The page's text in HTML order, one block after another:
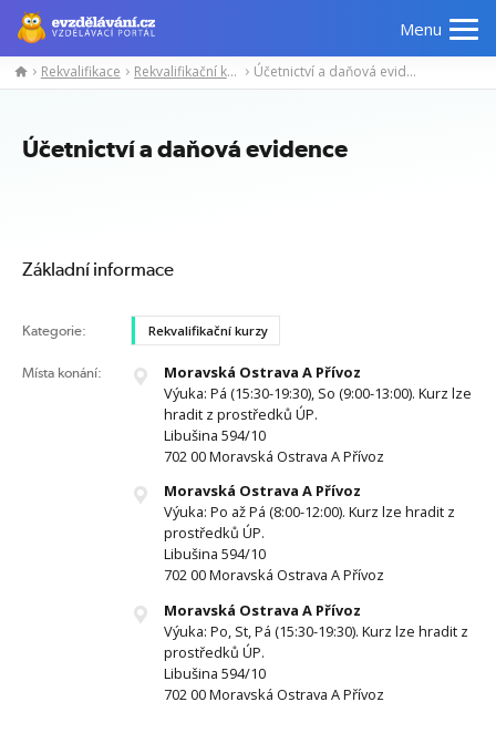
Menu
Manažerské
Odborné
Počítačové
Rekvalifikace Rekvalifikační kurzy Účetnictví a daňová evidence
Účetnictví a daňová evidence
Základní informace
Kategorie: Rekvalifikační kurzy
Místa konání:
Moravská Ostrava A Přívoz
Výuka: Pá (15:30-19:30), So (9:00-13:00). Kurz lze
hradit z prostředků ÚP.
Libušina 594/10
702 00 Moravská Ostrava A Přívoz
Moravská Ostrava A Přívoz
Výuka: Po až Pá (8:00-12:00). Kurz lze hradit z
prostředků ÚP.
Libušina 594/10
702 00 Moravská Ostrava A Přívoz
Moravská Ostrava A Přívoz
Výuka: Po, St, Pá (15:30-19:30). Kurz lze hradit z
prostředků ÚP.
Libušina 594/10
702 00 Moravská Ostrava A Přívoz